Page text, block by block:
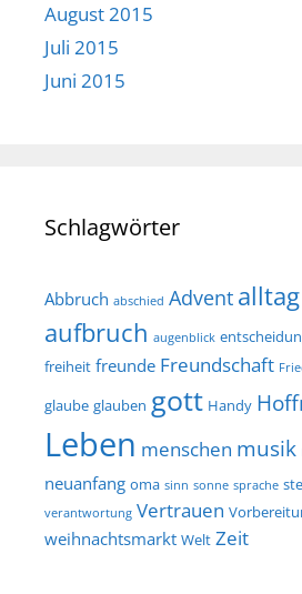
August 2015
Juli 2015
Juni 2015
Schlagwörter
Abbruch abschied Advent alltag
aufbruch augenblick
freiheit freunde Freundschaft
glaube glauben gott Handy
Leben menschen musik
neuanfang oma sinn sonne sprache
verantwortung Vertrauen
weihnachtsmarkt Welt Zeit